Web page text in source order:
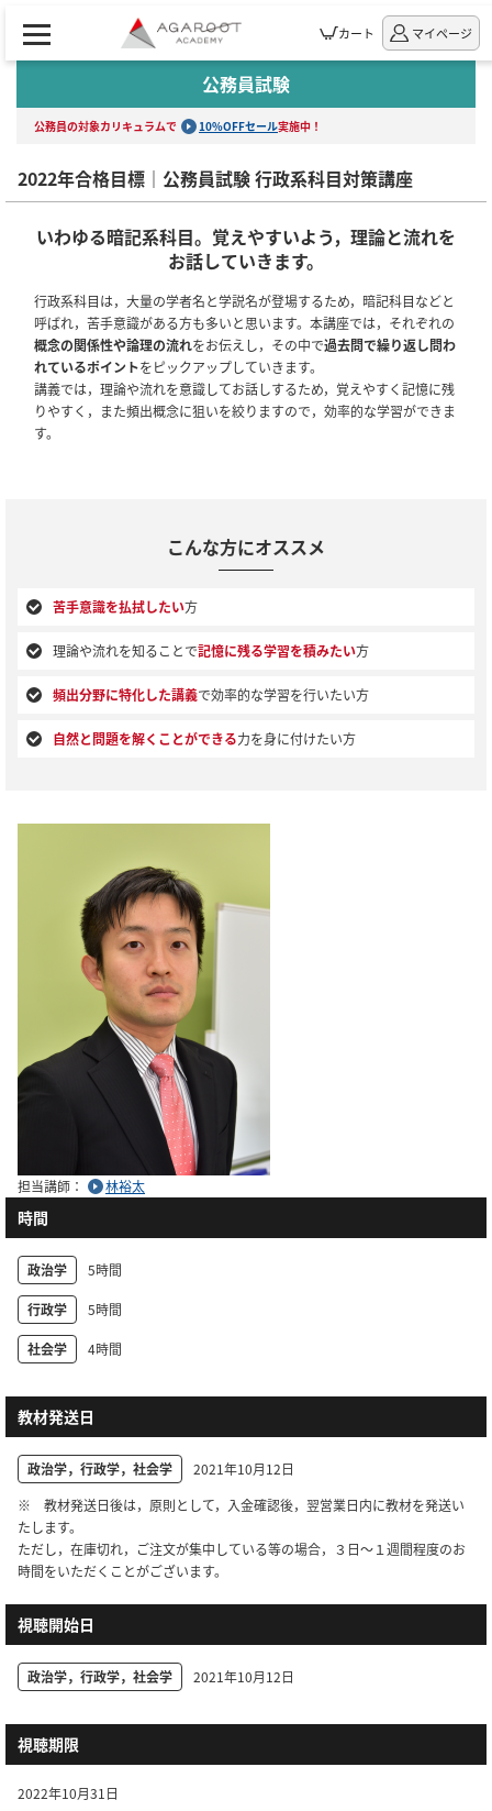
カート マイページ
公務員試験
公務員の対象カリキュラムで 10%OFFセール実施中！
2022年合格目標｜公務員試験 行政系科目対策講座
いわゆる暗記系科目。覚えやすいよう，理論と流れを
お話していきます。
行政系科目は，大量の学者名と学説名が登場するため，暗記科目などと
呼ばれ，苦手意識がある方も多いと思います。本講座では，それぞれの
概念の関係性や論理の流れをお伝えし，その中で過去問で繰り返し問わ
れているポイントをピックアップしていきます。
講義では，理論や流れを意識してお話しするため，覚えやすく記憶に残
りやすく，また頻出概念に狙いを絞りますので，効率的な学習ができま
す。
こんな方にオススメ
苦手意識を払拭したい方
理論や流れを知ることで記憶に残る学習を積みたい方
頻出分野に特化した講義で効率的な学習を行いたい方
自然と問題を解くことができる力を身に付けたい方
担当講師： 林裕太
時間
政治学 5時間
行政学 5時間
社会学 4時間
教材発送日
政治学，行政学，社会学
2021年10月12日
※ 教材発送日後は，原則として，入金確認後，翌営業日内に教材を発送い
たします。
ただし，在庫切れ，ご注文が集中している等の場合，３日～１週間程度のお
時間をいただくことがございます。
視聴開始日
政治学，行政学，社会学 2021年10月12日
視聴期限
2022年10月31日